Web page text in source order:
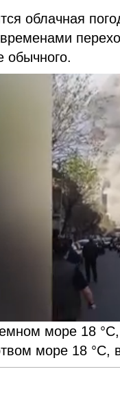
облачная
обычного.
море 18
море 18 °С,